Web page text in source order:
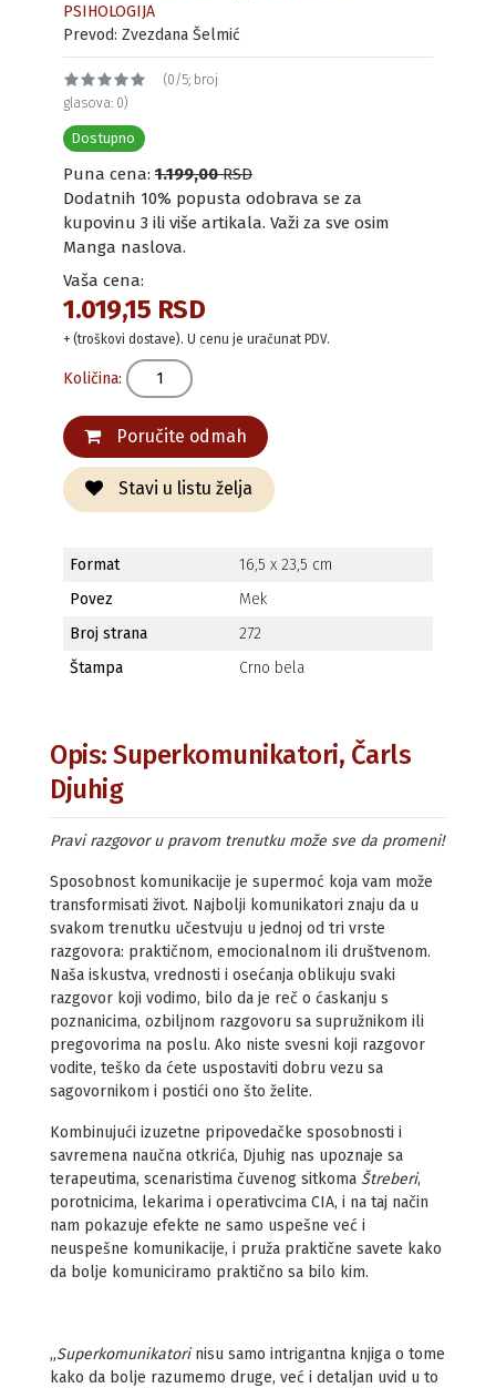
PSIHOLOGIJA
Prevod: Zvezdana Šelmić
(0/5; broj
glasova: 0)
Dostupno
Puna cena: 1.199,00RSD
Dodatnih 10% popusta odobrava se za
kupovinu 3 ili više artikala. Važi za sve osim
Manga naslova.
Vaša cena:
1.019,15 RSD
+ (troškovi dostave). U cenu je uračunat PDV.
Količina:
Poručite odmah
Stavi u listu želja
Format
16,5 x 23,5 cm
Povez
Mek
Broj strana
272
Štampa
Crno bela
Opis: Superkomunikatori, Čarls
Djuhig
Pravi razgovor u pravom trenutku može sve da promeni!
Sposobnost komunikacije je supermoć koja vam može
transformisati život. Najbolji komunikatori znaju da u
svakom trenutku učestvuju u jednoj od tri vrste
razgovora: praktičnom, emocionalnom ili društvenom.
Naša iskustva, vrednosti i osećanja oblikuju svaki
razgovor koji vodimo, bilo da je reč o ćaskanju s
poznanicima, ozbiljnom razgovoru sa supružnikom ili
pregovorima na poslu. Ako niste svesni koji razgovor
vodite, teško da ćete uspostaviti dobru vezu sa
sagovornikom i postići ono što želite.
Kombinujući izuzetne pripovedačke sposobnosti i
savremena naučna otkrića, Djuhig nas upoznaje sa
terapeutima, scenaristima čuvenog sitkoma Štreberi,
porotnicima, lekarima i operativcima CIA, i na taj način
nam pokazuje efekte ne samo uspešne već i
neuspešne komunikacije, i pruža praktične savete kako
da bolje komuniciramo praktično sa bilo kim.
„Superkomunikatorinisu samo intrigantna knjiga o tome
kako da bolje razumemo druge, već i detaljan uvid u to